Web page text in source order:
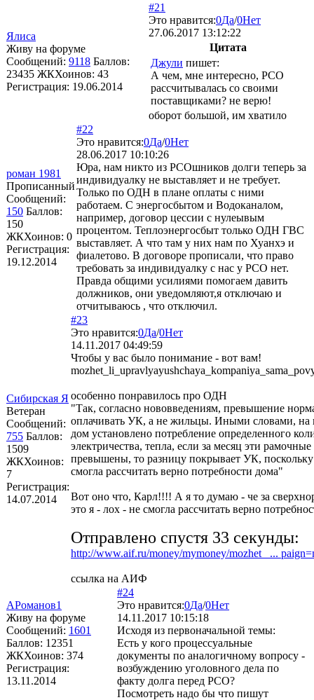
Ялиса
Живу на форуме
Сообщений: 9118 Баллов:
23435 ЖКХоинов: 43
Регистрация: 19.06.2014
#21
Это нравится:0Да/0Нет
27.06.2017 13:12:22
Цитата
Джули пишет:
А чем, мне интересно, РСО
рассчитывалась со своими
поставщиками? не верю!
оборот большой, им хватило
роман 1981
Прописанный
Сообщений:
150 Баллов:
150
ЖКХоинов: 0
Регистрация:
19.12.2014
#22
Это нравится:0Да/0Нет
28.06.2017 10:10:26
Юра, нам никто из РСОшников долги теперь за
индивидуалку не выставляет и не требует.
Только по ОДН в плане оплаты с ними
работаем. С энергосбытом и Водоканалом,
например, договор цессии с нулеывым
процентом. Теплоэнергосбыт только ОДН ГВС
выставляет. А что там у них нам по Хуанхэ и
фиалетово. В договоре прописали, что право
требовать за индивидуалку с нас у РСО нет.
Правда общими усилиями помогаем давить
должников, они уведомляют,я отключаю и
отчитываюсь , что отключил.
Сибирская Я
Ветеран
Сообщений:
755 Баллов:
1509
ЖКХоинов:
7
Регистрация:
14.07.2014
#23
Это нравится:0Да/0Нет
14.11.2017 04:49:59
Чтобы у вас было понимание - вот вам!
особенно понравилось про ОДН
"Так, согласно нововведениям, превышение
оплачивать УК, а не жильцы. Иными словами, на
дом установлено потребление определенного
электричества, тепла, если за месяц эти
превышены, то разницу покрывает УК, поскольку
смогла рассчитать верно потребности дома"
Вот оно что, Карл!!!! А я то думаю - че за
это я - лох - не смогла рассчитать верно
Отправлено спустя 33 секунды:
http://www.aif.ru/money/mymoney/mozhet_ ...
ссылка на АИФ
АРоманов1
Живу на форуме
Сообщений: 1601
Баллов: 12351
ЖКХоинов: 374
Регистрация:
13.11.2014
#24
Это нравится:0Да/0Нет
14.11.2017 10:15:18
Исходя из первоначальной темы:
Есть у кого процессуальные
документы по аналогичному вопросу -
возбуждению уголовного дела по
факту долга перед РСО?
Посмотреть надо бы что пишут